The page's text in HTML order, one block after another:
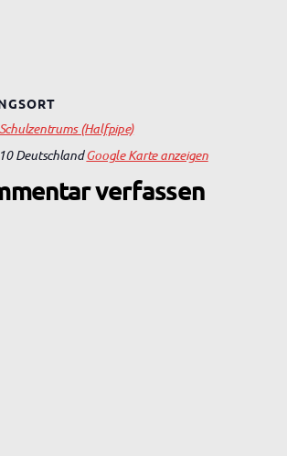
(Halfpipe)
DeutschlandGoogle Karte anzeigen
verfassen